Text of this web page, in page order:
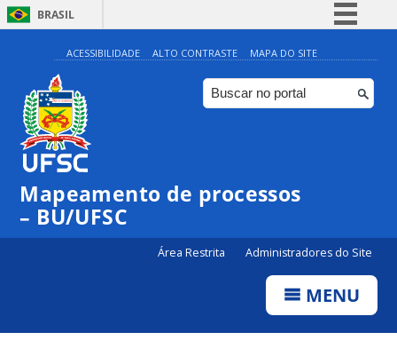
BRASIL
Simplifique!
Comunica BR
Participe
Canais
ACESSIBILIDADE ALTO CONTRASTE MAPA DO SITE
Mapeamento de processos
– BU/UFSC
Área Restrita Administradores do Site
MENU